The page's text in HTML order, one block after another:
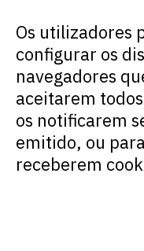
Os utilizadores
configurar os
navegadores
aceitarem
os notificarem
emitido, ou
receberem